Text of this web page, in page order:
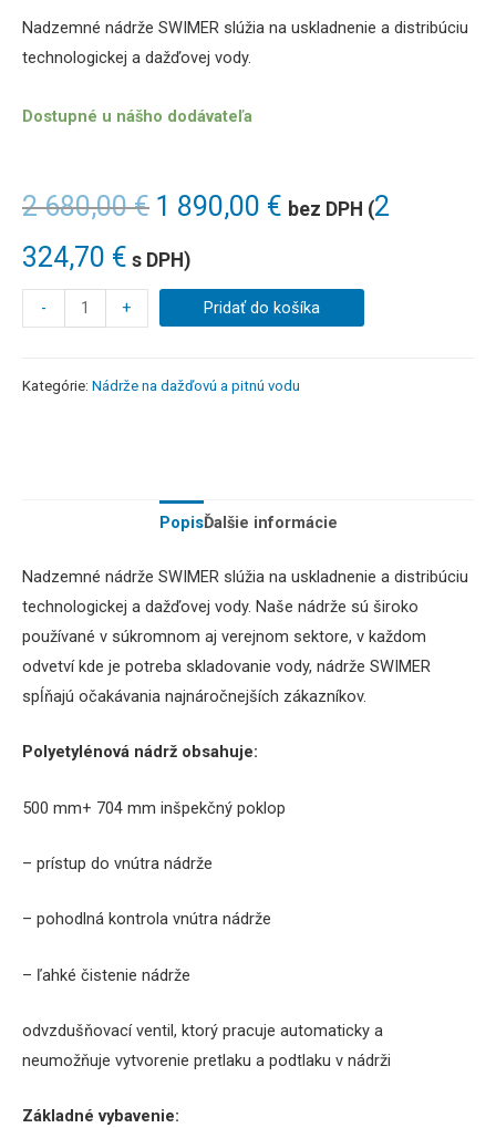
2 680,00€ 1 890,00 € bez DPH (2
324,70 € s DPH)
Nadzemné nádrže SWIMER slúžia na uskladnenie a distribúciu
technologickej a dažďovej vody.
Dostupné u nášho dodávateľa
- + Pridať do košíka
Kategórie: Nádrže na dažďovú a pitnú vodu
PopisĎalšie informácie
Nadzemné nádrže SWIMER slúžia na uskladnenie a distribúciu
technologickej a dažďovej vody. Naše nádrže sú široko
používané v súkromnom aj verejnom sektore, v každom
odvetví kde je potreba skladovanie vody, nádrže SWIMER
spĺňajú očakávania najnáročnejších zákazníkov.
Polyetylénová nádrž obsahuje:
500 mm+ 704 mm inšpekčný poklop
– prístup do vnútra nádrže
– pohodlná kontrola vnútra nádrže
– ľahké čistenie nádrže
odvzdušňovací ventil, ktorý pracuje automaticky a
neumožňuje vytvorenie pretlaku a podtlaku v nádrži
Základné vybavenie: